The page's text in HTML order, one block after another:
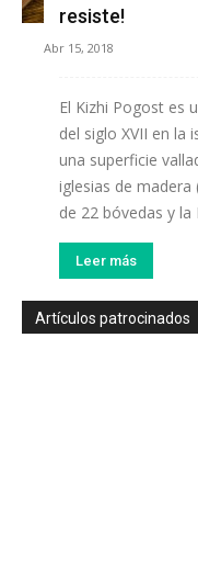
resiste!
Abr 15, 2018
El Kizhi Pogost es
del siglo XVII en la
una superficie
iglesias de madera
de 22 bóvedas y la
Leer más
Artículos patrocinados